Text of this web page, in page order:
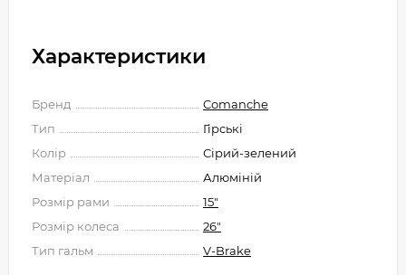
Характеристики
Бренд
Comanche
Тип
Гірські
Колір
Сірий-зелений
Матеріал
Алюміній
Розмір рами
15"
Розмір колеса
26"
Тип гальм
V-Brake